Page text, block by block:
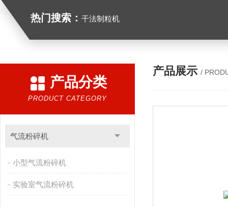
热门搜索： 干法制粒机
产品分类
PRODUCT CATEGORY
气流粉碎机
小型气流粉碎机
实验室气流粉碎机
产品展示 /